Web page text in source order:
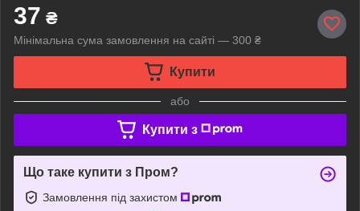
37 ₴
Мінімальна сума замовлення на сайті — 300 ₴
Купити
або
Купити з
Що таке купити з Пром?
Замовлення під захистом